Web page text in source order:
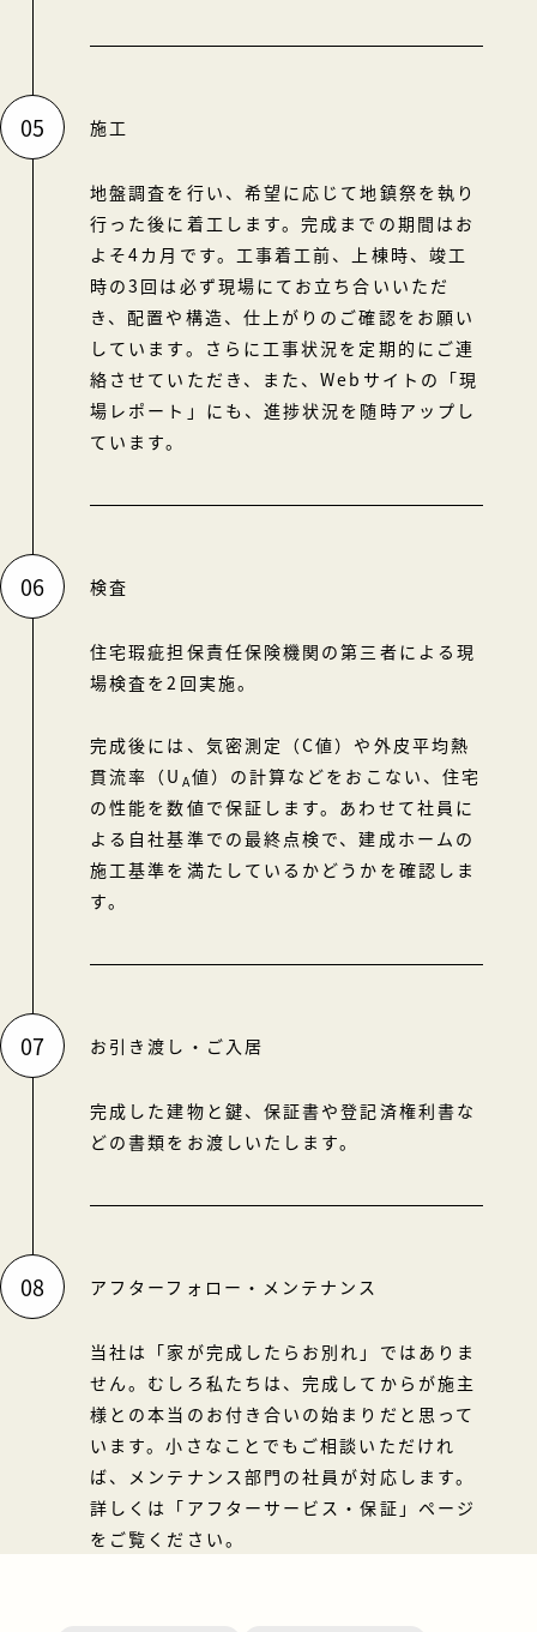
05 施工
地盤調査を行い、希望に応じて地鎮祭を執り
行った後に着工します。完成までの期間はお
よそ4カ月です。工事着工前、上棟時、竣工
時の3回は必ず現場にてお立ち合いいただ
き、配置や構造、仕上がりのご確認をお願い
しています。さらに工事状況を定期的にご連
絡させていただき、また、Webサイトの「現
場レポート」にも、進捗状況を随時アップし
ています。
06 検査
住宅瑕疵担保責任保険機関の第三者による現
場検査を2回実施。
完成後には、気密測定（C値）や外皮平均熱
貫流率（U A値）の計算などをおこない、住宅
の性能を数値で保証します。あわせて社員に
よる自社基準での最終点検で、建成ホームの
施工基準を満たしているかどうかを確認しま
す。
07 お引き渡し・ご入居
完成した建物と鍵、保証書や登記済権利書な
どの書類をお渡しいたします。
08 アフターフォロー・メンテナンス
当社は「家が完成したらお別れ」ではありま
せん。むしろ私たちは、完成してからが施主
様との本当のお付き合いの始まりだと思って
います。小さなことでもご相談いただけれ
ば、メンテナンス部門の社員が対応します。
詳しくは 「アフターサービス・保証」 ページ
をご覧ください。